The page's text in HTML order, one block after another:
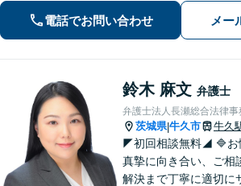
だき、まずは
い。🔷遺産相
トラブル・交
く対応可能
電話でお問い合わせ メー
鈴木 麻文 弁護士
弁護士法人長瀬総合法律事
茨城県|牛久市 牛久
◤初回相談無料◢ 🔷お
真摯に向き合い、ご相
解決まで丁寧に適切に